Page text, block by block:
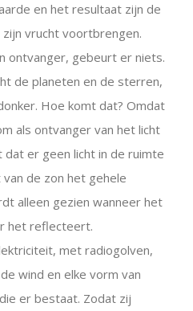
en het resultaat zijn de
vrucht voortbrengen.
ontvanger, gebeurt er niets.
de planeten en de sterren,
Hoe komt dat? Omdat
als ontvanger van het licht
dat er geen licht in de ruimte
de zon het gehele
alleen gezien wanneer het
het reflecteert.
met radiogolven,
wind en elke vorm van
er bestaat. Zodat zij